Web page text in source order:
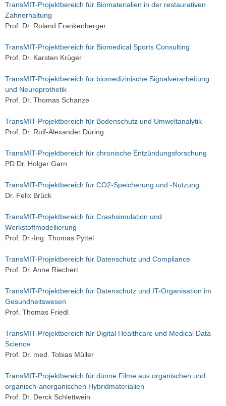
TransMIT-Projektbereich für Biomaterialien in der restaurativen
Zahnerhaltung
Prof. Dr. Roland Frankenberger
TransMIT-Projektbereich für Biomedical Sports Consulting
Prof. Dr. Karsten Krüger
TransMIT-Projektbereich für biomedizinische Signalverarbeitung
und Neuroprothetik
Prof. Dr. Thomas Schanze
TransMIT-Projektbereich für Bodenschutz und Umweltanalytik
Prof. Dr. Rolf-Alexander Düring
TransMIT-Projektbereich für chronische Entzündungsforschung
PD Dr. Holger Garn
TransMIT-Projektbereich für CO2-Speicherung und -Nutzung
Dr. Felix Brück
TransMIT-Projektbereich für Crashsimulation und
Werkstoffmodellierung
Prof. Dr.-Ing. Thomas Pyttel
TransMIT-Projektbereich für Datenschutz und Compliance
Prof. Dr. Anne Riechert
TransMIT-Projektbereich für Datenschutz und IT-Organisation im
Gesundheitswesen
Prof. Thomas Friedl
TransMIT-Projektbereich für Digital Healthcare und Medical Data
Science
Prof. Dr. med. Tobias Müller
TransMIT-Projektbereich für dünne Filme aus organischen und
organisch-anorganischen Hybridmaterialien
Prof. Dr. Derck Schlettwein